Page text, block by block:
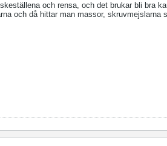
och rensa, och det brukar bli bra
och då hittar man massor, skruvmejslarna